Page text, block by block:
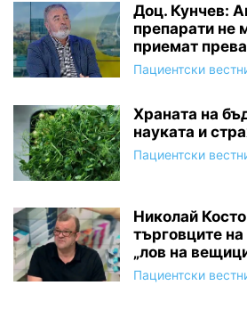
Доц. Кунчев:
препарати не
приемат
Пациентски
Храната на
науката и
Пациентски
Николай
търговците
„лов на
Пациентски